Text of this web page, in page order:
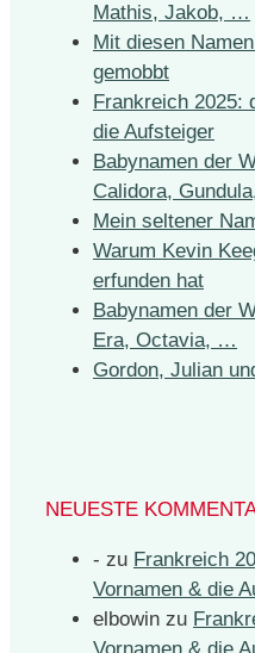
Mathis, Jakob, …
Mit diesen
gemobbt
Frankreich 2025:
die Aufsteiger
Babynamen der
Calidora,
Mein seltener
Warum Kevin
erfunden hat
Babynamen der
Era, Octavia, …
Gordon, Julian
NEUESTE
- zu Frankreich
Vornamen & die
elbowin zu
Vornamen & die